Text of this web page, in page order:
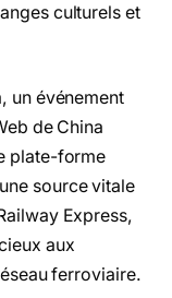
culturels et
un événement
de China
plate-forme
source vitale
Express,
aux
ferroviaire.